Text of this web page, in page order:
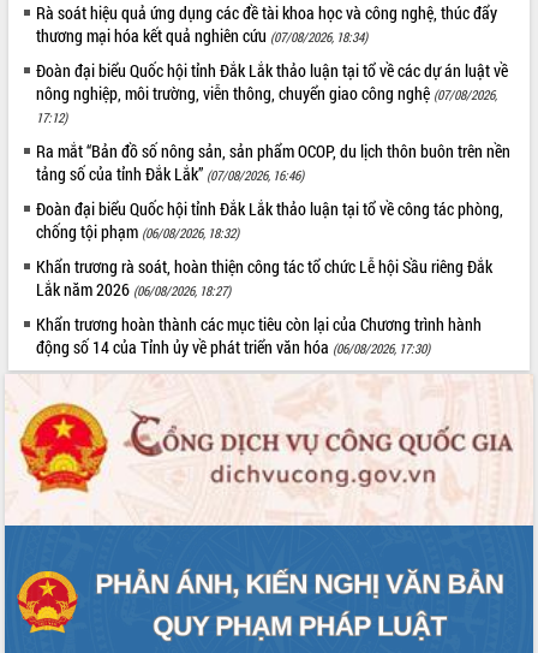
Rà soát hiệu quả ứng dụng các đề tài khoa học và công nghệ, thúc đẩy
thương mại hóa kết quả nghiên cứu (07/08/2026, 18:34)
Đoàn đại biểu Quốc hội tỉnh Đắk Lắk thảo luận tại tổ về các dự án luật về
nông nghiệp, môi trường, viễn thông, chuyển giao công nghệ (07/08/2026,
17:12)
Ra mắt “Bản đồ số nông sản, sản phẩm OCOP, du lịch thôn buôn trên nền
tảng số của tỉnh Đắk Lắk” (07/08/2026, 16:46)
Đoàn đại biểu Quốc hội tỉnh Đắk Lắk thảo luận tại tổ về công tác phòng,
chống tội phạm (06/08/2026, 18:32)
Khẩn trương rà soát, hoàn thiện công tác tổ chức Lễ hội Sầu riêng Đắk
Lắk năm 2026 (06/08/2026, 18:27)
Khẩn trương hoàn thành các mục tiêu còn lại của Chương trình hành
động số 14 của Tỉnh ủy về phát triển văn hóa (06/08/2026, 17:30)